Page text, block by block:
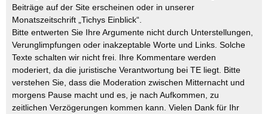
Beiträge auf der Site erscheinen oder in unserer
Monatszeitschrift „Tichys Einblick“.
Bitte entwerten Sie Ihre Argumente nicht durch Unterstellungen,
Verunglimpfungen oder inakzeptable Worte und Links. Solche
Texte schalten wir nicht frei. Ihre Kommentare werden
moderiert, da die juristische Verantwortung bei TE liegt. Bitte
verstehen Sie, dass die Moderation zwischen Mitternacht und
morgens Pause macht und es, je nach Aufkommen, zu
zeitlichen Verzögerungen kommen kann. Vielen Dank für Ihr